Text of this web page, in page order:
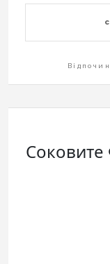
Соковите